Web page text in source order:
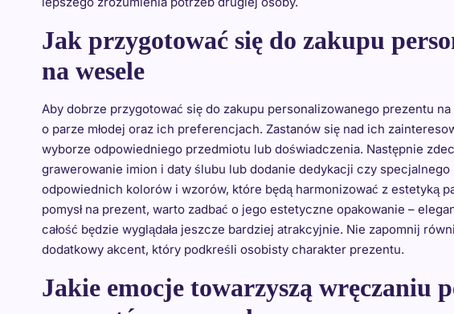
Jak przygotować się do zakupu
na wesele
Aby dobrze przygotować się do zakupu personalizowanego prezentu
o parze młodej oraz ich preferencjach. Zastanów się nad ich
wyborze odpowiedniego przedmiotu lub doświadczenia. Następnie
grawerowanie imion i daty ślubu lub dodanie dedykacji czy specjalnego
odpowiednich kolorów i wzorów, które będą harmonizować z estetyką
pomysł na prezent, warto zadbać o jego estetyczne opakowanie –
całość będzie wyglądała jeszcze bardziej atrakcyjnie. Nie zapomnij
dodatkowy akcent, który podkreśli osobisty charakter prezentu.
Jakie emocje towarzyszą wręczaniu